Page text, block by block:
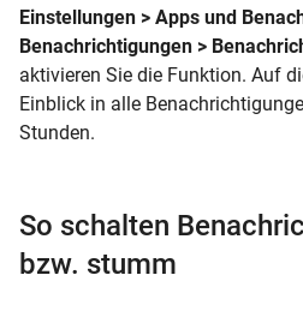
Einstellungen > Apps und
Benachrichtigungen >
aktivieren Sie die Funktion. Auf
Einblick in alle
Stunden.
So schalten
bzw. stumm